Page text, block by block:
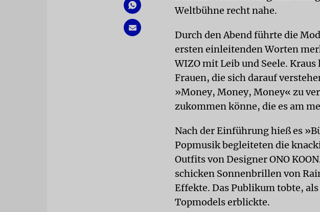
Weltbühne recht nahe.
Durch den Abend führte die
ersten einleitenden Worten
WIZO mit Leib und Seele.
Frauen, die sich darauf
»Money, Money, Money« zu
zukommen könne, die es am
Nach der Einführung hieß es
Popmusik begleiteten die
Outfits von Designer ONO
schicken Sonnenbrillen von
Effekte. Das Publikum tobte,
Topmodels erblickte.